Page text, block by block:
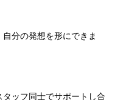
分の発想を形にできま
ッフ同士でサポートし合